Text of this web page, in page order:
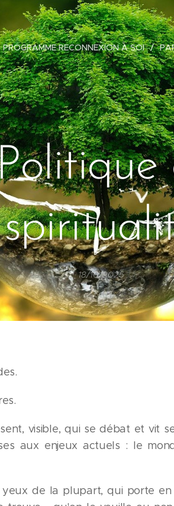
PROGRAMME RECONNEXION À SOI
18/10/2025
visible, qui se débat et vit
aux enjeux actuels : le
yeux de la plupart, qui porte